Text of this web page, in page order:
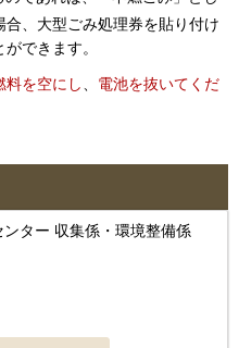
、大型ごみ処理券を貼り付け
できます。
料を空にし
電池を抜いてくだ
ンター 収集係・環境整備係